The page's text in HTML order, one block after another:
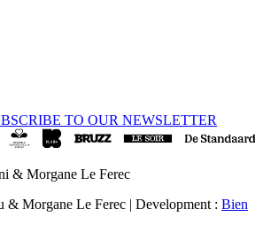
TO OUR NEWSLETTER
& Morgane Le Ferec
& Morgane Le Ferec | Development : Bien